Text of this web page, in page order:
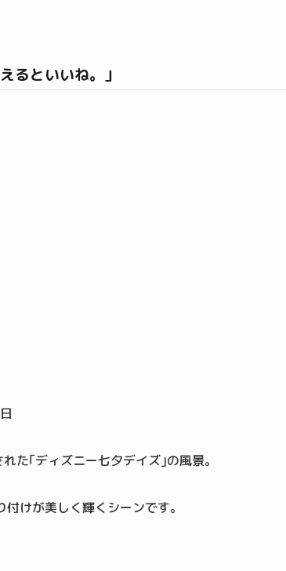
るといいね。」
た｢ディズニー七夕デイズ｣の風景。
けが美しく輝くシーンです。